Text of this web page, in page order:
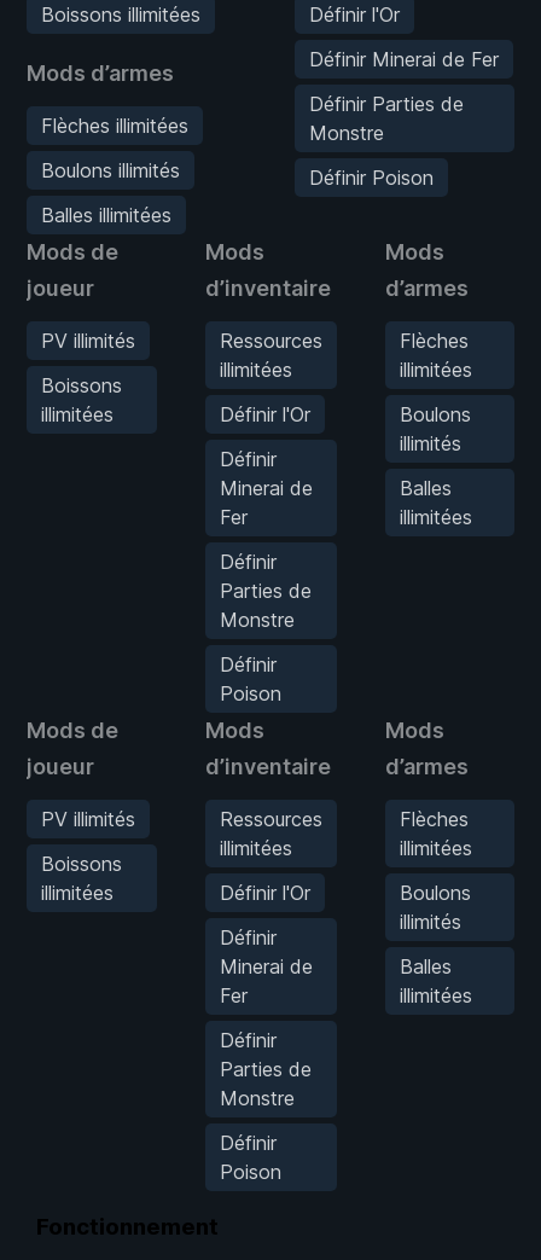
Boissons illimitées
Mods d’armes
Flèches illimitées
Boulons illimités
Balles illimitées
Définir l'Or
Définir Minerai de Fer
Définir Parties de
Monstre
Définir Poison
Mods de
joueur
PV illimités
Boissons
illimitées
Mods
d’inventaire
Ressources
illimitées
Définir l'Or
Définir
Minerai de
Fer
Définir
Parties de
Monstre
Définir
Poison
Mods
d’armes
Flèches
illimitées
Boulons
illimités
Balles
illimitées
Mods de
joueur
PV illimités
Boissons
illimitées
Mods
d’inventaire
Ressources
illimitées
Définir l'Or
Définir
Minerai de
Fer
Définir
Parties de
Monstre
Définir
Poison
Mods
d’armes
Flèches
illimitées
Boulons
illimités
Balles
illimitées
Fonctionnement